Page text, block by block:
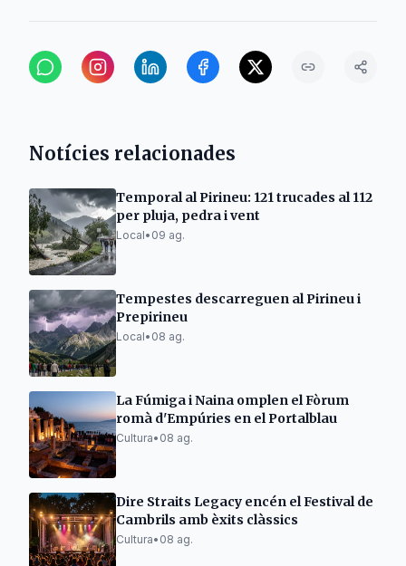
Notícies relacionades
Temporal al Pirineu: 121 trucades al 112
per pluja, pedra i vent
Local• 09 ag.
Tempestes descarreguen al Pirineu i
Prepirineu
Local• 08 ag.
La Fúmiga i Naina omplen el Fòrum
romà d'Empúries en el Portalblau
Cultura• 08 ag.
Dire Straits Legacy encén el Festival de
Cambrils amb èxits clàssics
Cultura• 08 ag.